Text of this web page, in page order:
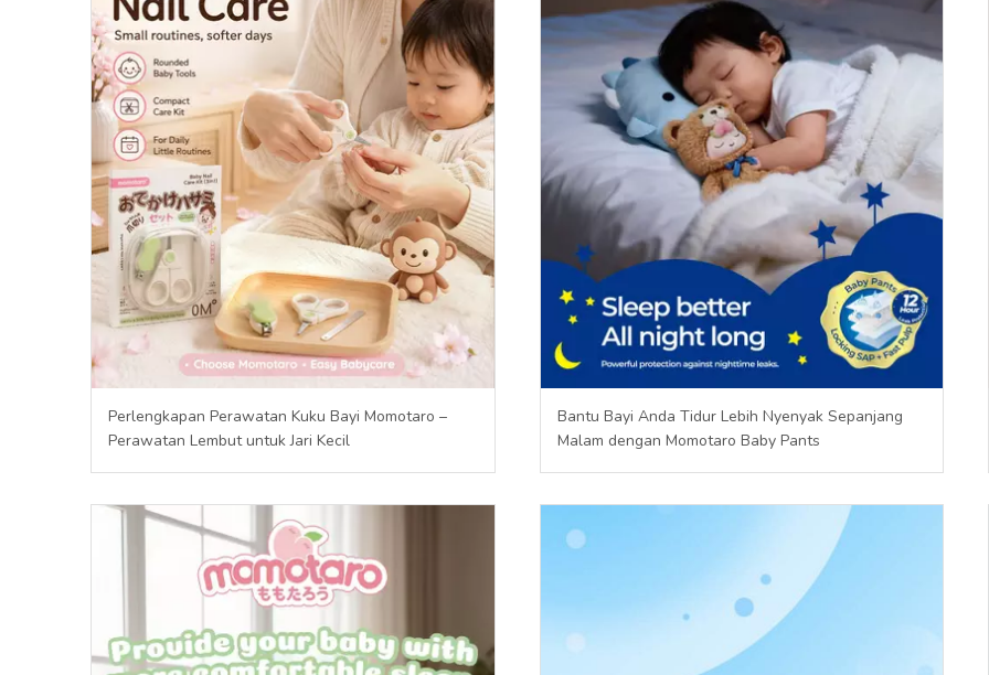
Perlengkapan Perawatan Kuku Bayi Momotaro –
Perawatan Lembut untuk Jari Kecil
Bantu Bayi Anda Tidur Lebih Nyenyak Sepanjang
Malam dengan Momotaro Baby Pants